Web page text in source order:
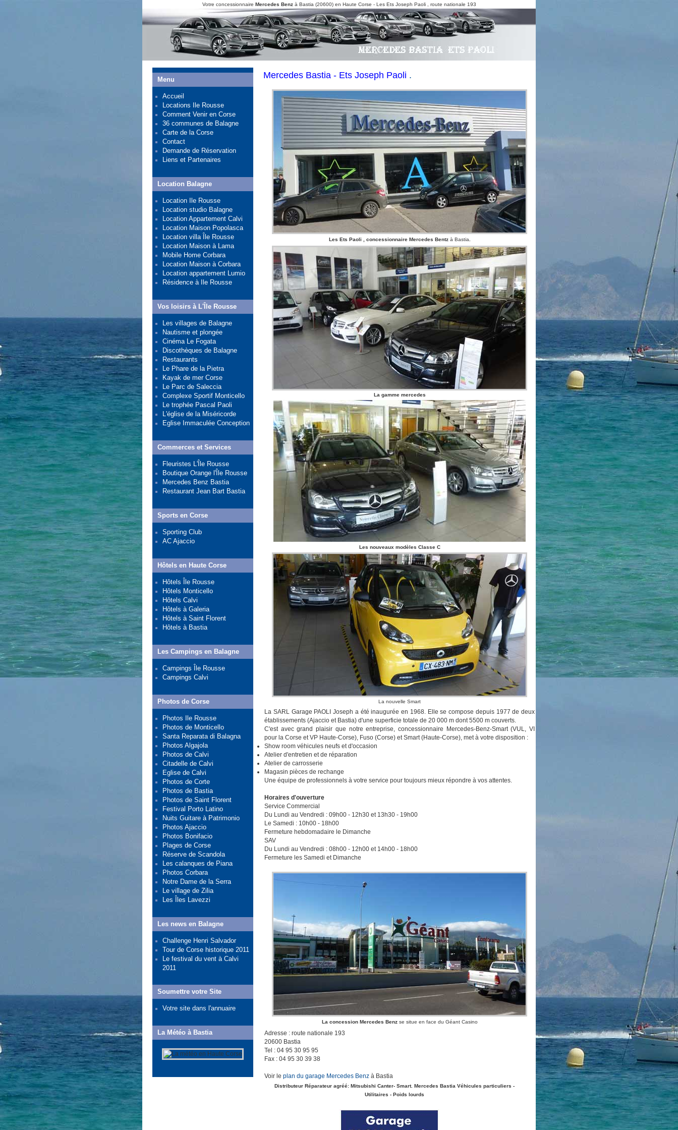
Votre concessionnaire Mercedes Benzà Bastia (20600) en Haute Corse - Les Ets Joseph Paoli , route nationale 193
Mercedes Bastia - Ets Joseph Paoli .
Les Ets Paoli , concessionnaire Mercedes Bentz à Bastia
La gamme mercedes
Les nouveaux modèles Classe C
La nouvelle Smart
La SARL Garage PAOLI Joseph a été inaugurée en 1968. Elle se compose depuis 1977 de deux
établissements (Ajaccio et Bastia) d'une superficie totale de 20 000 m dont 5500 m couverts.
C'est avec grand plaisir que notre entreprise, concessionnaire Mercedes-Benz-Smart (VUL, VI
pour la Corse et VP Haute-Corse), Fuso (Corse) et Smart (Haute-Corse), met à votre disposition :
Show room véhicules neufs et d'occasion
Atelier d'entretien et de réparation
Atelier de carrosserie
Magasin pièces de rechange
Une équipe de professionnels à votre service pour toujours mieux répondre à vos attentes.
Horaires d'ouverture
Service Commercial
Du Lundi au Vendredi : 09h00 - 12h30 et 13h30 - 19h00
Le Samedi : 10h00 - 18h00
Fermeture hebdomadaire le Dimanche
SAV
Du Lundi au Vendredi : 08h00 - 12h00 et 14h00 - 18h00
Fermeture les Samedi et Dimanche
La concession Mercedes Benzse situe en face du Géant Casino
Adresse : route nationale 193
20600 Bastia
Tel : 04 95 30 95 95
Fax : 04 95 30 39 38
Voir le plan du garage Mercedes Benz à Bastia
Distributeur Réparateur agréé: Mitsubishi Canter- Smart. Mercedes Bastia Véhicules particuliers -
Utilitaires - Poids lourds
Menu
Accueil
Locations Ile Rousse
Comment Venir en Corse
36 communes de Balagne
Carte de la Corse
Contact
Demande de Réservation
Liens et Partenaires
Location Balagne
Location Ile Rousse
Location studio Balagne
Location Appartement Calvi
Location Maison Popolasca
Location villa Île Rousse
Location Maison à Lama
Mobile Home Corbara
Location Maison à Corbara
Location appartement Lumio
Résidence à Ile Rousse
Vos loisirs à L'Île Rousse
Les villages de Balagne
Nautisme et plongée
Cinéma Le Fogata
Discothèques de Balagne
Restaurants
Le Phare de la Pietra
Kayak de mer Corse
Le Parc de Saleccia
Complexe Sportif Monticello
Le trophée Pascal Paoli
L'église de la Miséricorde
Eglise Immaculée Conception
Commerces et Services
Fleuristes L'Île Rousse
Boutique Orange l'Île Rousse
Mercedes Benz Bastia
Restaurant Jean Bart Bastia
Sports en Corse
Sporting Club
AC Ajaccio
Hôtels en Haute Corse
Hôtels Île Rousse
Hôtels Monticello
Hôtels Calvi
Hôtels à Galeria
Hôtels à Saint Florent
Hôtels à Bastia
Les Campings en Balagne
Campings Île Rousse
Campings Calvi
Photos de Corse
Photos Ile Rousse
Photos de Monticello
Santa Reparata di Balagna
Photos Algajola
Photos de Calvi
Citadelle de Calvi
Eglise de Calvi
Photos de Corte
Photos de Bastia
Photos de Saint Florent
Festival Porto Latino
Nuits Guitare à Patrimonio
Photos Ajaccio
Photos Bonifacio
Plages de Corse
Réserve de Scandola
Les calanques de Piana
Photos Corbara
Notre Dame de la Serra
Le village de Zilia
Les Îles Lavezzi
Les news en Balagne
Challenge Henri Salvador
Tour de Corse historique 2011
Le festival du vent à Calvi
2011
Soumettre votre Site
Votre site dans l'annuaire
La Météo à Bastia